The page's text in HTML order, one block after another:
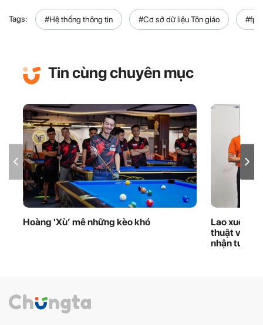
Tags: #Hệ thống thông tin #Cơ sở dữ liệu Tôn giáo #fpt
Tin cùng chuyên mục
Hoàng 'Xù’ mê những kèo khó
Lao xuống
thuật viên
nhận tuyên